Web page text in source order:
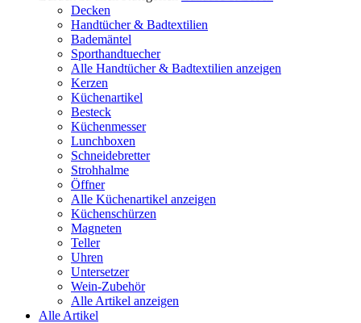
Decken
Handtücher & Badtextilien
Bademäntel
Sporthandtuecher
Alle Handtücher & Badtextilien anzeigen
Kerzen
Küchenartikel
Besteck
Küchenmesser
Lunchboxen
Schneidebretter
Strohhalme
Öffner
Alle Küchenartikel anzeigen
Küchenschürzen
Magneten
Teller
Uhren
Untersetzer
Wein-Zubehör
Alle Artikel anzeigen
Alle Artikel